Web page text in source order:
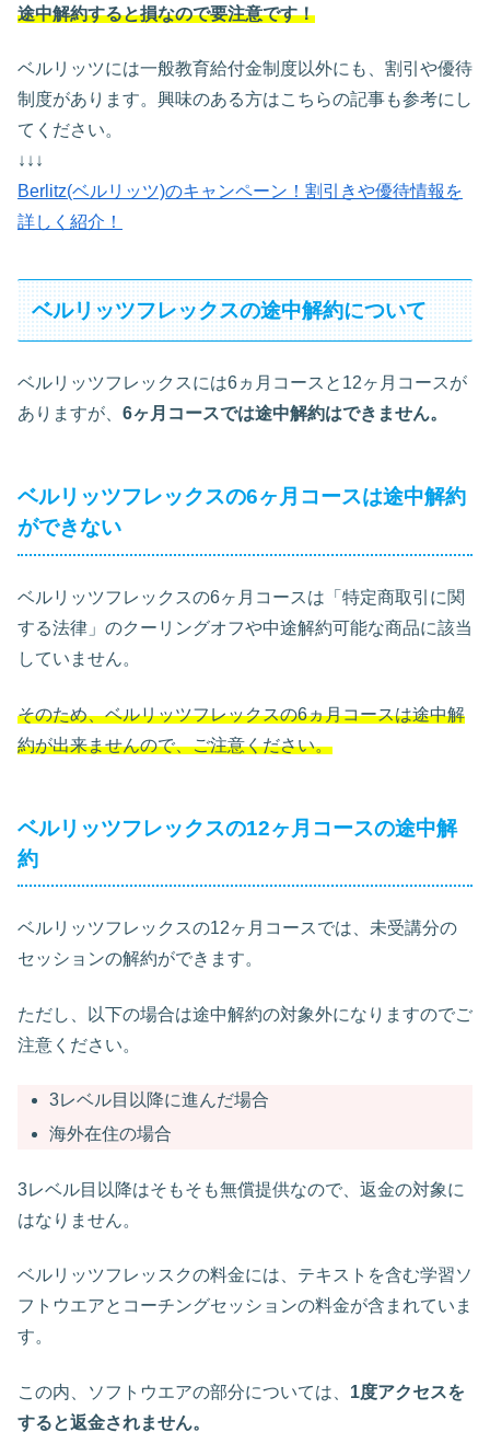
途中解約すると損なので要注意です！
ベルリッツには一般教育給付金制度以外にも、割引や優待
制度があります。興味のある方はこちらの記事も参考にし
てください。
↓↓↓
Berlitz(ベルリッツ)のキャンペーン！割引きや優待情報を
詳しく紹介！
ベルリッツフレックスの途中解約について
ベルリッツフレックスには6ヵ月コースと12ヶ月コースが
ありますが、 6ヶ月コースでは途中解約はできません。
ベルリッツフレックスの6ヶ月コースは途中解約
ができない
ベルリッツフレックスの6ヶ月コースは「特定商取引に関
する法律」のクーリングオフや中途解約可能な商品に該当
していません。
そのため、ベルリッツフレックスの6ヵ月コースは途中解
約が出来ませんので、ご注意ください。
ベルリッツフレックスの12ヶ月コースの途中解
約
ベルリッツフレックスの12ヶ月コースでは、未受講分の
セッションの解約ができます。
ただし、以下の場合は途中解約の対象外になりますのでご
注意ください。
3レベル目以降に進んだ場合
海外在住の場合
3レベル目以降はそもそも無償提供なので、返金の対象に
はなりません。
ベルリッツフレッスクの料金には、テキストを含む学習ソ
フトウエアとコーチングセッションの料金が含まれていま
す。
この内、ソフトウエアの部分については、 1度アクセスを
すると返金されません。